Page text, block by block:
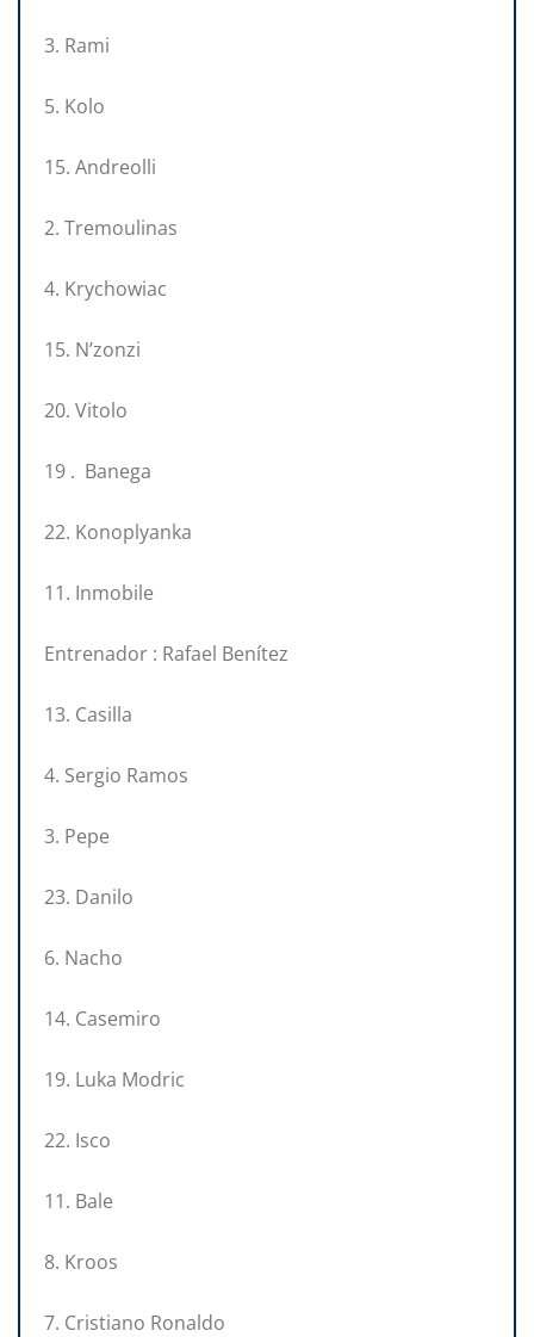
3. Rami
5. Kolo
15. Andreolli
2. Tremoulinas
4. Krychowiac
15. N’zonzi
20. Vitolo
19 . Banega
22. Konoplyanka
11. Inmobile
Entrenador : Rafael Benítez
13. Casilla
4. Sergio Ramos
3. Pepe
23. Danilo
6. Nacho
14. Casemiro
19. Luka Modric
22. Isco
11. Bale
8. Kroos
7. Cristiano Ronaldo